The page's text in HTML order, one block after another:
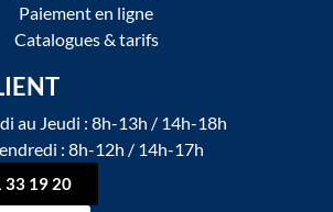
Paiement en ligne
Catalogues & tarifs
au Jeudi : 8h-13h / 14h-18h
: 8h-12h / 14h-17h
33 19 20